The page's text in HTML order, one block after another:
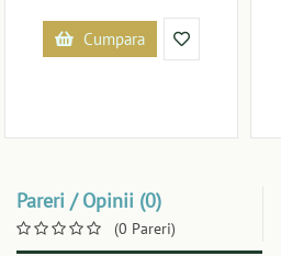
Cumpara
Pareri / Opinii (0)
(0 Pareri)